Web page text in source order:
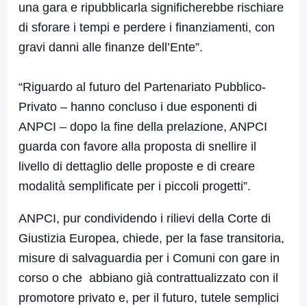
una gara e ripubblicarla significherebbe rischiare
di sforare i tempi e perdere i finanziamenti, con
gravi danni alle finanze dell’Ente”.
“Riguardo al futuro del Partenariato Pubblico-
Privato – hanno concluso i due esponenti di
ANPCI – dopo la fine della prelazione, ANPCI
guarda con favore alla proposta di snellire il
livello di dettaglio delle proposte e di creare
modalità semplificate per i piccoli progetti”.
ANPCI, pur condividendo i rilievi della Corte di
Giustizia Europea, chiede, per la fase transitoria,
misure di salvaguardia per i Comuni con gare in
corso o che abbiano già contrattualizzato con il
promotore privato e, per il futuro, tutele semplici